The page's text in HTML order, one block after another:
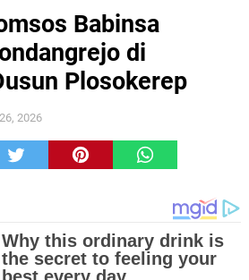
Babinsa
di
Plosokerep
2026